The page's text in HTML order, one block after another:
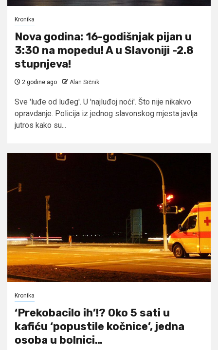
Kronika
Nova godina: 16-godišnjak pijan u
3:30 na mopedu! A u Slavoniji -2.8
stupnjeva!
2 godine ago Alan Srčnik
Sve 'luđe od luđeg'. U 'najluđoj noći'. Što nije nikakvo
opravdanje. Policija iz jednog slavonskog mjesta javlja
jutros kako su...
Kronika
‘Prekobacilo ih’!? Oko 5 sati u
kafiću ‘popustile kočnice’, jedna
osoba u bolnici…